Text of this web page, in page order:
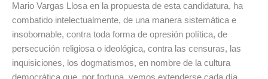
Mario Vargas Llosa en la propuesta de esta candidatura, ha
combatido intelectualmente, de una manera sistemática e
insobornable, contra toda forma de opresión política, de
persecución religiosa o ideológica, contra las censuras, las
inquisiciones, los dogmatismos, en nombre de la cultura